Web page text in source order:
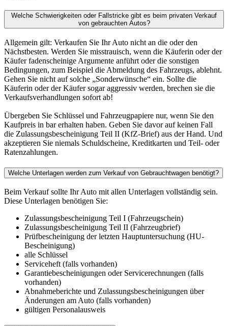
Welche Schwierigkeiten oder Fallstricke gibt es beim privaten Verkauf
von gebrauchten Autos?
Allgemein gilt: Verkaufen Sie Ihr Auto nicht an die oder den
Nächstbesten. Werden Sie misstrauisch, wenn die Käuferin oder der
Käufer fadenscheinige Argumente anführt oder die sonstigen
Bedingungen, zum Beispiel die Abmeldung des Fahrzeugs, ablehnt.
Gehen Sie nicht auf solche „Sonderwünsche“ ein. Sollte die
Käuferin oder der Käufer sogar aggressiv werden, brechen sie die
Verkaufsverhandlungen sofort ab!
Übergeben Sie Schlüssel und Fahrzeugpapiere nur, wenn Sie den
Kaufpreis in bar erhalten haben. Geben Sie davor auf keinen Fall
die Zulassungsbescheinigung Teil II (KfZ-Brief) aus der Hand. Und
akzeptieren Sie niemals Schuldscheine, Kreditkarten und Teil- oder
Ratenzahlungen.
Welche Unterlagen werden zum Verkauf von Gebrauchtwagen benötigt?
Beim Verkauf sollte Ihr Auto mit allen Unterlagen vollständig sein.
Diese Unterlagen benötigen Sie:
Zulassungsbescheinigung Teil I (Fahrzeugschein)
Zulassungsbescheinigung Teil II (Fahrzeugbrief)
Prüfbescheinigung der letzten Hauptuntersuchung (HU-
Bescheinigung)
alle Schlüssel
Serviceheft (falls vorhanden)
Garantiebescheinigungen oder Servicerechnungen (falls
vorhanden)
Abnahmeberichte und Zulassungsbescheinigungen über
Änderungen am Auto (falls vorhanden)
gültigen Personalausweis